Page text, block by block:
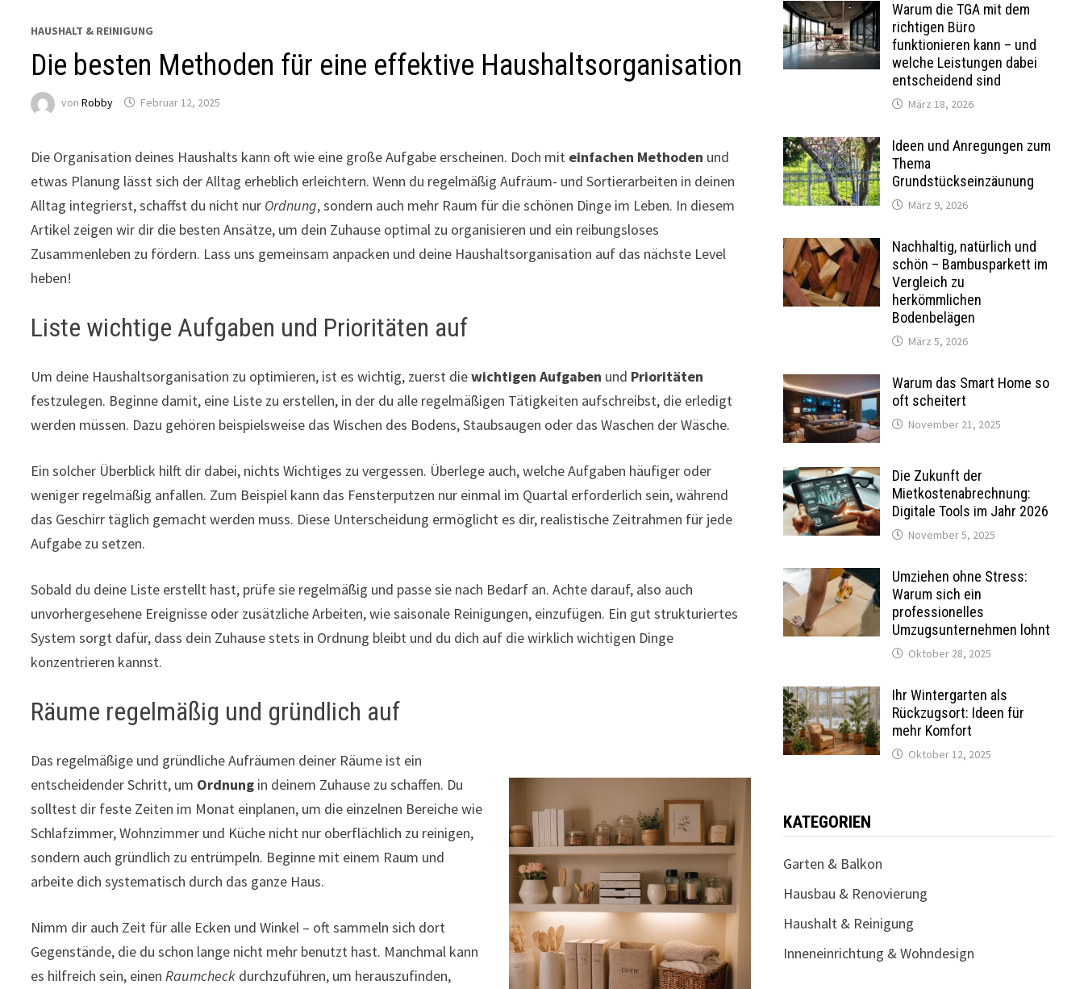
HAUSHALT & REINIGUNG
Die besten Methoden für eine effektive Haushaltsorganisation
vonRobby Februar 12, 2025
Die Organisation deines Haushalts kann oft wie eine große Aufgabe erscheinen. Doch mit einfachen Methoden und
etwas Planung lässt sich der Alltag erheblich erleichtern. Wenn du regelmäßig Aufräum- und Sortierarbeiten in deinen
Alltag integrierst, schaffst du nicht nur Ordnung, sondern auch mehr Raum für die schönen Dinge im Leben. In diesem
Artikel zeigen wir dir die besten Ansätze, um dein Zuhause optimal zu organisieren und ein reibungsloses
Zusammenleben zu fördern. Lass uns gemeinsam anpacken und deine Haushaltsorganisation auf das nächste Level
heben!
Liste wichtige Aufgaben und Prioritäten auf
Um deine Haushaltsorganisation zu optimieren, ist es wichtig, zuerst diewichtigen Aufgaben und Prioritäten
festzulegen. Beginne damit, eine Liste zu erstellen, in der du alle regelmäßigen Tätigkeiten aufschreibst, die erledigt
werden müssen. Dazu gehören beispielsweise das Wischen des Bodens, Staubsaugen oder das Waschen der Wäsche.
Ein solcher Überblick hilft dir dabei, nichts Wichtiges zu vergessen. Überlege auch, welche Aufgaben häufiger oder
weniger regelmäßig anfallen. Zum Beispiel kann das Fensterputzen nur einmal im Quartal erforderlich sein, während
das Geschirr täglich gemacht werden muss. Diese Unterscheidung ermöglicht es dir, realistische Zeitrahmen für jede
Aufgabe zu setzen.
Sobald du deine Liste erstellt hast, prüfe sie regelmäßig und passe sie nach Bedarf an. Achte darauf, also auch
unvorhergesehene Ereignisse oder zusätzliche Arbeiten, wie saisonale Reinigungen, einzufügen. Ein gut strukturiertes
System sorgt dafür, dass dein Zuhause stets in Ordnung bleibt und du dich auf die wirklich wichtigen Dinge
konzentrieren kannst.
Räume regelmäßig und gründlich auf
Das regelmäßige und gründliche Aufräumen deiner Räume ist ein
entscheidender Schritt, um Ordnung in deinem Zuhause zu schaffen. Du
solltest dir feste Zeiten im Monat einplanen, um die einzelnen Bereiche wie
Schlafzimmer, Wohnzimmer und Küche nicht nur oberflächlich zu reinigen,
sondern auch gründlich zu entrümpeln. Beginne mit einem Raum und
arbeite dich systematisch durch das ganze Haus.
Nimm dir auch Zeit für alle Ecken und Winkel – oft sammeln sich dort
Gegenstände, die du schon lange nicht mehr benutzt hast. Manchmal kann
es hilfreich sein, einen Raumcheck durchzuführen, um herauszufinden,
Warum die TGA mit dem
richtigen Büro
funktionieren kann – und
welche Leistungen dabei
entscheidend sind
März 18, 2026
Ideen und Anregungen zum
Thema
Grundstückseinzäunung
März 9, 2026
Nachhaltig, natürlich und
schön – Bambusparkett im
Vergleich zu
herkömmlichen
Bodenbelägen
März 5, 2026
Warum das Smart Home so
oft scheitert
November 21, 2025
Die Zukunft der
Mietkostenabrechnung:
Digitale Tools im Jahr 2026
November 5, 2025
Umziehen ohne Stress:
Warum sich ein
professionelles
Umzugsunternehmen lohnt
Oktober 28, 2025
Ihr Wintergarten als
Rückzugsort: Ideen für
mehr Komfort
Oktober 12, 2025
KATEGORIEN
Garten & Balkon
Hausbau & Renovierung
Haushalt & Reinigung
Inneneinrichtung & Wohndesign